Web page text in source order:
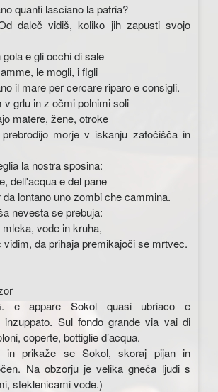
quanti lasciano la patria?
koliko jih zapusti svojo
e gli occhi di sale
le mogli, i figli
il mare per cercare riparo e consigli.
in z očmi polnimi soli
žene, otroke
morje v iskanju zatočišča in
la nostra sposina:
dell'acqua e del pane
lontano uno zombi che cammina.
se prebuja:
vode in kruha,
da prihaja premikajoči se mrtvec.
e appare Sokol quasi ubriaco e
inzuppato. Sul fondo grande via vai di
coperte, bottiglie d’acqua.
in prikaže se Sokol, skoraj pijan in
Na obzorju je velika gneča ljudi s
steklenicami vode.)